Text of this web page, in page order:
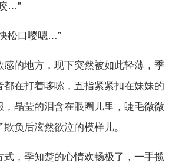
…”
松口嘤嗯…”
感的地方，现下突然被如此轻薄，季
都在打着哆嗦，五指紧紧扣在妹妹的
，晶莹的泪含在眼圈儿里，睫毛微微
负后泫然欲泣的模样儿。
式，季知楚的心情欢畅极了，一手揽